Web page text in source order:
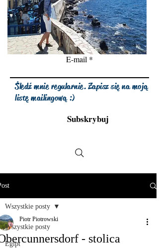
E-mail
Śledź mnie regularnie. Zapisz się na moją
listę mailingową :)
Subskrybuj
Wszystkie posty
Egipt
Wszystkie posty
- stolica
Piotr Piotrowski